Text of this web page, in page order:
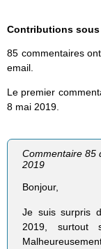
Contributions
85 commentaires
email.
Le premier
8 mai 2019.
Commentaire 85
2019
Bonjour,
Je suis surpris
2019, surtout